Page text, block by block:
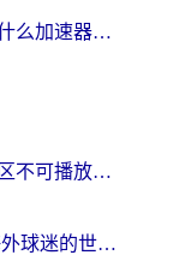
人在国外玩流星蝴蝶剑需要什么加速器？老玩家亲测的终极解决方案
在国外看世界杯直播当前地区不可播放？海外党必看的回国加速全攻略
当CCTV5仅限中国大陆，海外球迷的世界杯狂欢如何继续？